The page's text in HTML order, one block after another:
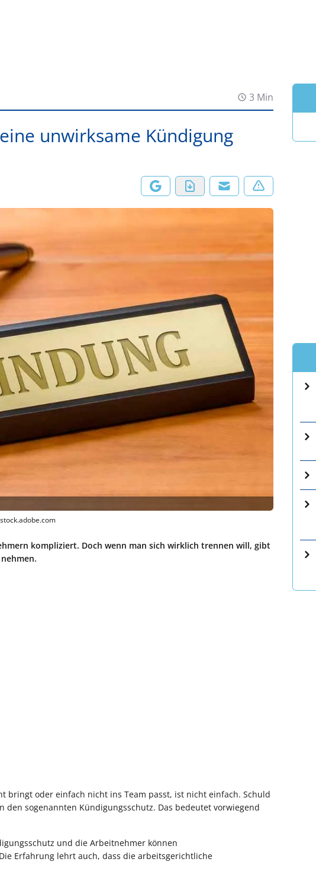
3 Min
unwirksame Kündigung
kompliziert. Doch wenn man sich wirklich trennen will, gibt
oder einfach nicht ins Team passt, ist nicht einfach. Schuld
sogenannten Kündigungsschutz. Das bedeutet vorwiegend
und die Arbeitnehmer können
Erfahrung lehrt auch, dass die arbeitsgerichtliche